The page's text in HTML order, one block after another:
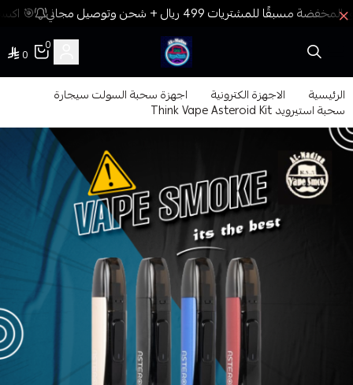
🎯
فيب المدينة
0
0
الرئيسية الاجهزة الكترونية اجهزة سحبة السولت سيجارة
سحبة استيرويد Think Vape Asteroid Kit